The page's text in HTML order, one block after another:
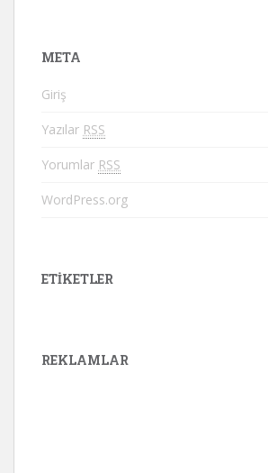
META
Giriş
Yazılar RSS
Yorumlar RSS
WordPress.org
ETIKETLER
REKLAMLAR